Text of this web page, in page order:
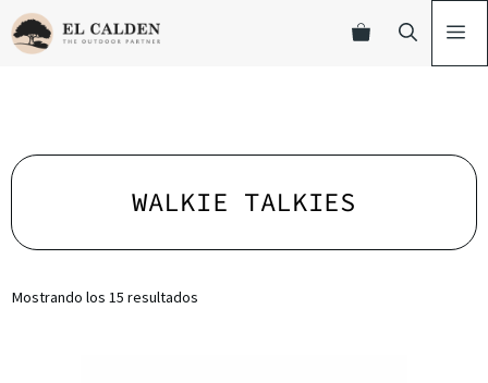
WALKIE TALKIES
Mostrando los 15 resultados